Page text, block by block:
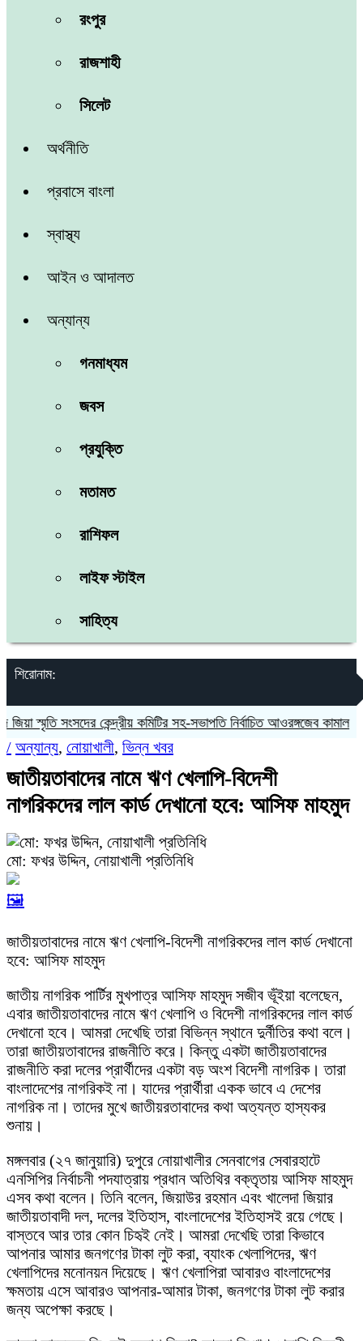
রংপুর
রাজশাহী
সিলেট
অর্থনীতি
প্রবাসে বাংলা
স্বাস্থ্য
আইন ও আদালত
অন্যান্য
গনমাধ্যম
জবস
প্রযুক্তি
মতামত
রাশিফল
লাইফ স্টাইল
সাহিত্য
শিরোনাম:
স্মৃতি সংসদের কেন্দ্রীয় কমিটির সহ-সভাপতি নির্বাচিত আওরঙ্গজেব কামাল
/ অন্যান্য, নোয়াখালী, ভিন্ন খবর
জাতীয়তাবাদের নামে ঋণ খেলাপি-বিদেশী
নাগরিকদের লাল কার্ড দেখানো হবে: আসিফ মাহমুদ
মো: ফখর উদ্দিন, নোয়াখালী প্রতিনিধি
🖼️
জাতীয়তাবাদের নামে ঋণ খেলাপি-বিদেশী নাগরিকদের লাল কার্ড দেখানো
হবে: আসিফ মাহমুদ
জাতীয় নাগরিক পার্টির মুখপাত্র আসিফ মাহমুদ সজীব ভূঁইয়া বলেছেন,
এবার জাতীয়তাবাদের নামে ঋণ খেলাপি ও বিদেশী নাগরিকদের লাল কার্ড
দেখানো হবে। আমরা দেখেছি তারা বিভিন্ন স্থানে দুর্নীতির কথা বলে।
তারা জাতীয়তাবাদের রাজনীতি করে। কিন্তু একটা জাতীয়তাবাদের
রাজনীতি করা দলের প্রার্থীদের একটা বড় অংশ বিদেশী নাগরিক। তারা
বাংলাদেশের নাগরিকই না। যাদের প্রার্থীরা একক ভাবে এ দেশের
নাগরিক না। তাদের মুখে জাতীয়রতাবাদের কথা অত্যন্ত হাস্যকর
শুনায়।
মঙ্গলবার (২৭ জানুয়ারি) দুপুরে নোয়াখালীর সেনবাগের সেবারহাটে
এনসিপির নির্বাচনী পদযাত্রায় প্রধান অতিথির বক্তৃতায় আসিফ মাহমুদ
এসব কথা বলেন। তিনি বলেন, জিয়াউর রহমান এবং খালেদা জিয়ার
জাতীয়তাবাদী দল, দলের ইতিহাস, বাংলাদেশের ইতিহাসই রয়ে গেছে।
বাস্তবে আর তার কোন চিহৃই নেই। আমরা দেখেছি তারা কিভাবে
আপনার আমার জনগণের টাকা লুট করা, ব্যাংক খেলাপিদের, ঋণ
খেলাপিদের মনোনয়ন দিয়েছে। ঋণ খেলাপিরা আবারও বাংলাদেশের
ক্ষমতায় এসে আবারও আপনার-আমার টাকা, জনগণের টাকা লুট করার
জন্য অপেক্ষা করছে।